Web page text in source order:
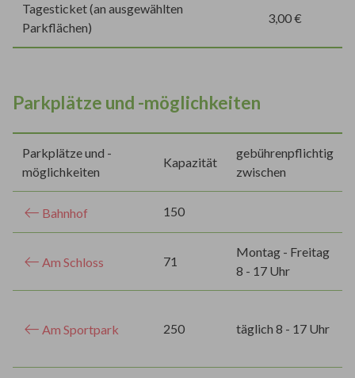
Tagesticket (an ausgewählten
Parkflächen)
3,00 €
Parkplätze und -möglichkeiten
Parkplätze und -
möglichkeiten
Kapazität
gebührenpflichtig
zwischen
Bahnhof 150
Am Schloss 71
Montag - Freitag
8 - 17 Uhr
Am Sportpark 250 täglich 8 - 17 Uhr